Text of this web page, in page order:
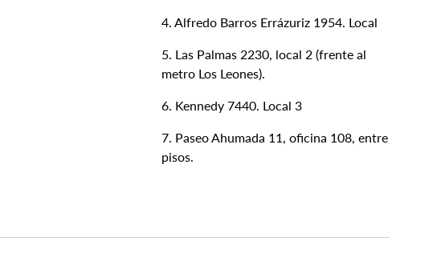
4. Alfredo Barros Errázuriz 1954. Local
5. Las Palmas 2230, local 2 (frente al
metro Los Leones).
6. Kennedy 7440. Local 3
7. Paseo Ahumada 11, oficina 108, entre
pisos.